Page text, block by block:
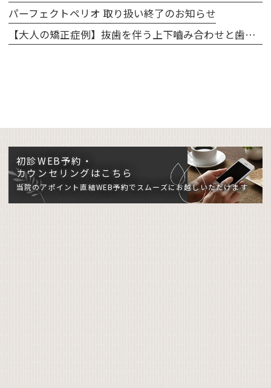
パーフェクトペリオ 取り扱い終了のお知らせ
【大人の矯正症例】抜歯を伴う上下嚙み合わせと歯のアーチの修正
初診WEB予約・
カウンセリングはこちら
当院のアポイント直結WEB予約でスムーズにお越しいただけます